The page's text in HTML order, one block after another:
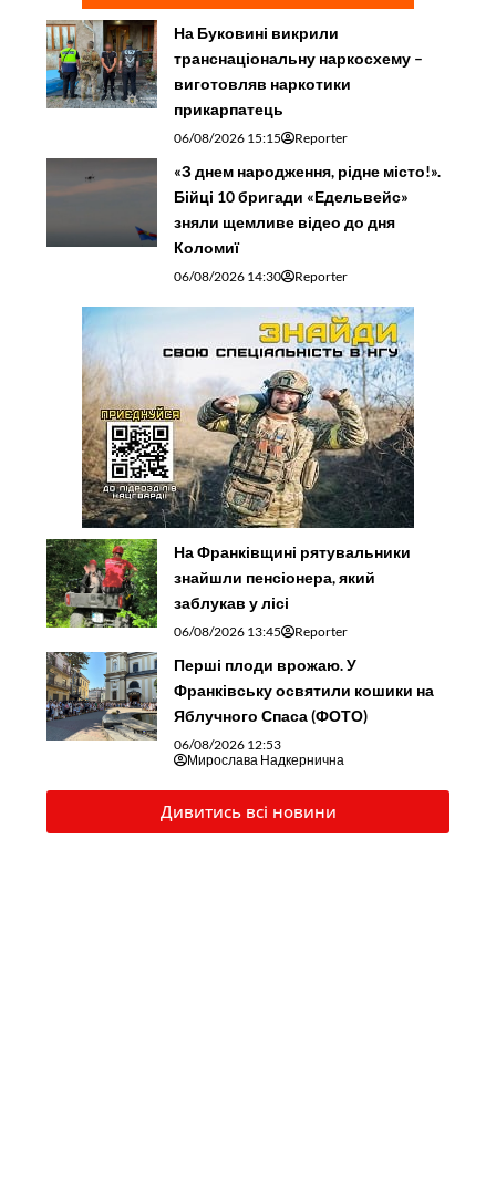
На Буковині викрили
транснаціональну наркосхему –
виготовляв наркотики
прикарпатець
06/08/2026 15:15 Reporter
«З днем народження, рідне місто!».
Бійці 10 бригади «Едельвейс»
зняли щемливе відео до дня
Коломиї
06/08/2026 14:30 Reporter
На Франківщині рятувальники
знайшли пенсіонера, який
заблукав у лісі
06/08/2026 13:45 Reporter
Перші плоди врожаю. У
Франківську освятили кошики на
Яблучного Спаса (ФОТО)
06/08/2026 12:53
Мирослава Надкернична
Дивитись всі новини